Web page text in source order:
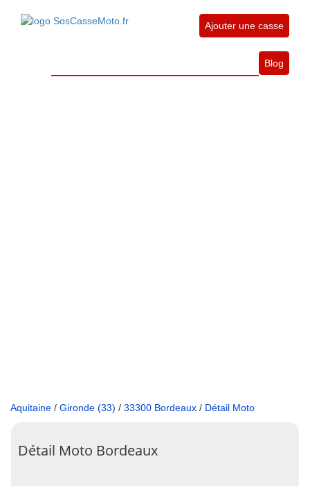
Ajouter une casse
Blog
Aquitaine / Gironde (33) / 33300 Bordeaux / Détail Moto
Détail Moto Bordeaux